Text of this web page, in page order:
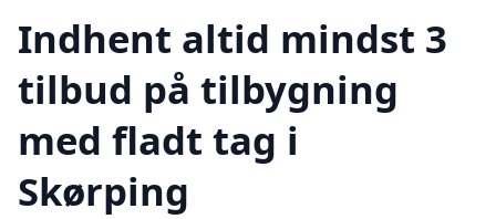
Indhent altid mindst 3
tilbud på tilbygning
med fladt tag i
Skørping